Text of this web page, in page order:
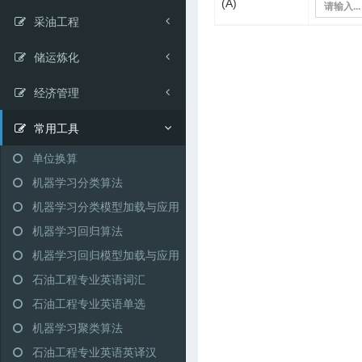
采油工程
储运炼化
经济管理
常用工具
单位换算
机器学习分类算法
机器学习分类模型加载与应用
机器学习回归算法
机器学习回归模型加载与应用
石油工程专业英语词汇
石油工程专业英语单选
机器学习聚类算法
石油工程专业英语英译汉
(A)